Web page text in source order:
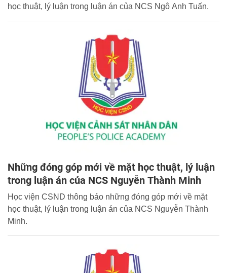
học thuật, lý luận trong luận án của NCS Ngô Anh Tuấn.
Những đóng góp mới về mặt học thuật, lý luận
trong luận án của NCS Nguyễn Thành Minh
Học viện CSND thông báo những đóng góp mới về mặt
học thuật, lý luận trong luận án của NCS Nguyễn Thành
Minh.